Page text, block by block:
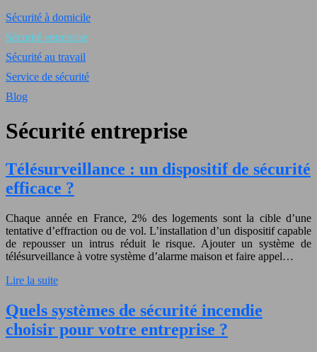
Sécurité à domicile
Sécurité entreprise
Sécurité au travail
Service de sécurité
Blog
Sécurité entreprise
Télésurveillance : un dispositif de sécurité
efficace ?
Chaque année en France, 2% des logements sont la cible d’une
tentative d’effraction ou de vol. L’installation d’un dispositif capable
de repousser un intrus réduit le risque. Ajouter un système de
télésurveillance à votre système d’alarme maison et faire appel…
Lire la suite
Quels systèmes de sécurité incendie
choisir pour votre entreprise ?